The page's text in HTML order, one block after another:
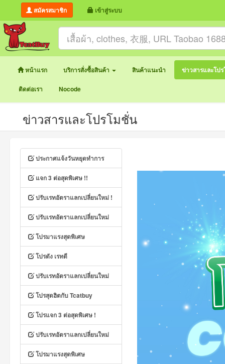
สมัครสมาชิก เข้าสู่ระบบ
หน้าแรก บริการสั่งซื้อสินค้า สินค้าแนะนำ ข่าวสารและโป
ติดต่อเรา Nocode
ข่าวสารและโปรโมชั่น
ประกาศแจ้งวันหยุดทำการ
แจก 3 ต่อสุดพิเศษ !!
ปรับเรทอัตราแลกเปลี่ยนใหม่ !
ปรับเรทอัตราแลกเปลี่ยนใหม่
โปรมาแรงสุดพิเศษ
โปรดัง เรทดี
ปรับเรทอัตราแลกเปลี่ยนใหม่
โปรสุดฮิตกับ Tcatbuy
โปรแจก 3 ต่อสุดพิเศษ !
ปรับเรทอัตราแลกเปลี่ยนใหม่
โปรมาแรงสุดพิเศษ